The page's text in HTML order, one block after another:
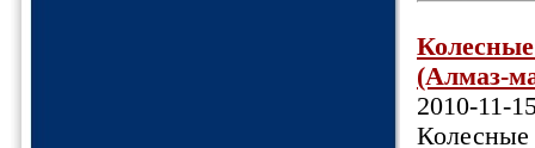
(Алмаз-
2010-11-
Колесные